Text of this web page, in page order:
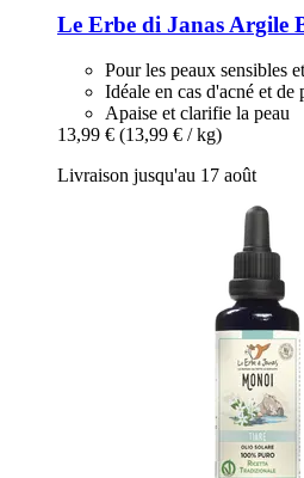
Le Erbe di Janas Argile
Pour les peaux sensibles
Idéale en cas d'acné et de
Apaise et clarifie la peau
13,99 € (13,99 € / kg)
Livraison jusqu'au 17 août